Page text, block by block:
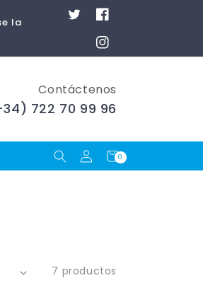
la TwitterFacebook
Instagram
Contáctenos
722 70 99 96
Iniciar
sesión
Carrito
0
0
artículos
7 productos